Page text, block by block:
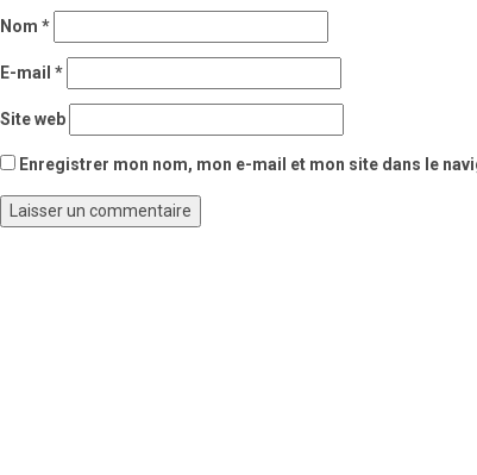
Nom *
E-mail *
Site web
Enregistrer mon nom, mon e-mail et mon site dans le